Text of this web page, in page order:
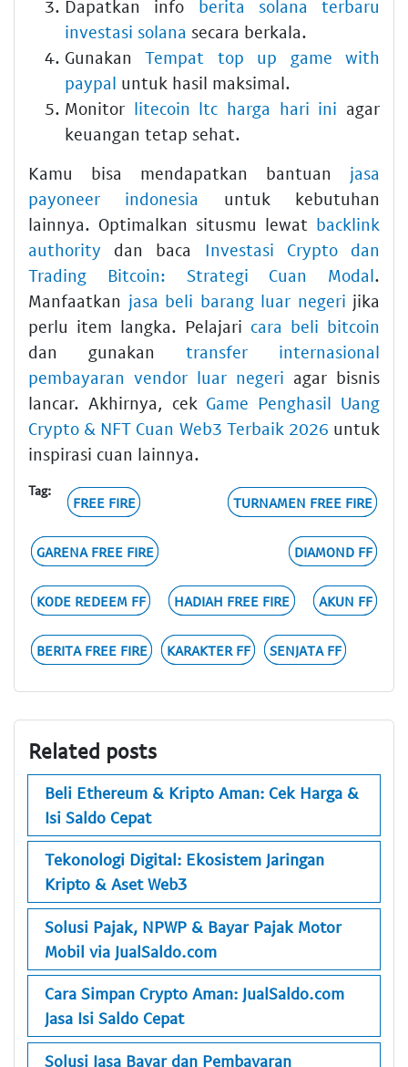
Dapatkan info berita solana terbaru
investasi solana secara berkala.
GunakanTempat top up game with
paypal untuk hasil maksimal.
Monitor litecoin ltc harga hari ini agar
keuangan tetap sehat.
Kamu bisa mendapatkan bantuan jasa
payoneer indonesia
untuk kebutuhan
lainnya. Optimalkan situsmu lewat backlink
authority dan baca Investasi Crypto dan
Trading Bitcoin: Strategi Cuan Modal.
Manfaatkan jasa beli barang luar negeri jika
perlu item langka. Pelajari cara beli bitcoin
dan gunakan transfer internasional
pembayaran vendor luar negeri agar bisnis
lancar. Akhirnya, cek Game Penghasil Uang
Crypto & NFT Cuan Web3 Terbaik 2026 untuk
inspirasi cuan lainnya.
Tag:
FREE FIRE TURNAMEN FREE FIRE
GARENA FREE FIRE DIAMOND FF
KODE REDEEM FF HADIAH FREE FIRE AKUN FF
BERITA FREE FIRE KARAKTER FF SENJATA FF
Related posts
Beli Ethereum & Kripto Aman: Cek Harga &
Isi Saldo Cepat
Tekonologi Digital: Ekosistem Jaringan
Kripto & Aset Web3
Solusi Pajak, NPWP & Bayar Pajak Motor
Mobil via JualSaldo.com
Cara Simpan Crypto Aman: JualSaldo.com
Jasa Isi Saldo Cepat
Solusi Jasa Bayar dan Pembayaran